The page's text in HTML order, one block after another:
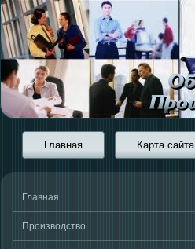
Главная Карта сайта
Главная
Производство